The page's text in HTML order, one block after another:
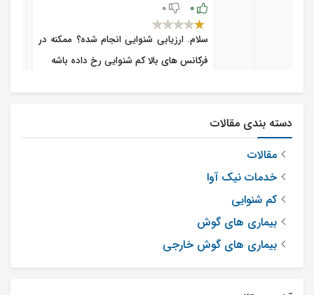
0
0
سلام. ارزیابی شنوایی انجام شده؟ ممکنه در
فرکانس های بالا کم شنوایی رخ داده باشه
5
دسته بندی مقالات
مقالات
خدمات نیک آوا
کم شنوایی
بیماری های گوش
بیماری های گوش خارجی